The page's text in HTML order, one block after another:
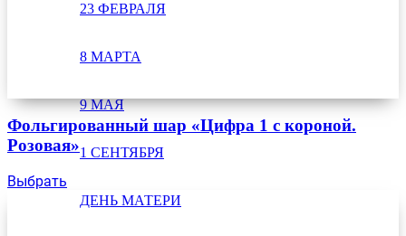
23 ФЕВРАЛЯ
8 МАРТА
9 МАЯ
1 СЕНТЯБРЯ
ДЕНЬ МАТЕРИ
Фольгированный шар «Цифра 1 с короной.
Розовая»
Выбрать